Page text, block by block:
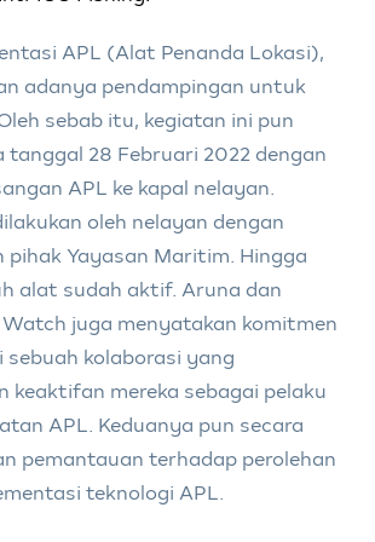
APL (Alat Penanda Lokasi),
adanya pendampingan untuk
sebab itu, kegiatan ini pun
tanggal 28 Februari 2022 dengan
APL ke kapal nelayan.
oleh nelayan dengan
pihak Yayasan Maritim. Hingga
alat sudah aktif. Aruna dan
juga menyatakan komitmen
sebuah kolaborasi yang
keaktifan mereka sebagai pelaku
APL. Keduanya pun secara
pemantauan terhadap perolehan
teknologi APL.